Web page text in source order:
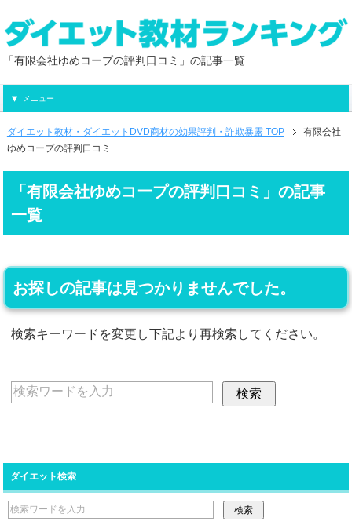
「有限会社ゆめコープの評判口コミ」の記事一覧
メニュー
ダイエット教材・ダイエットDVD商材の効果評判・詐欺暴露 TOP
有限会社
ゆめコープの評判口コミ
「有限会社ゆめコープの評判口コミ」の記事
一覧
お探しの記事は見つかりませんでした。
検索キーワードを変更し下記より再検索してください。
ダイエット検索